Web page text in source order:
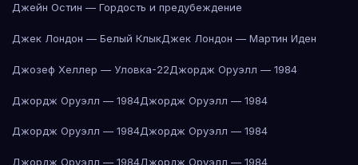
Джейн Остин — Гордость и предубеждение
Джек Лондон — Белый КлыкДжек Лондон — Мартин Иден
Джозеф Хеллер — Уловка-22Джордж Оруэлл — 1984
Джордж Оруэлл — 1984Джордж Оруэлл — 1984
Джордж Оруэлл — 1984Джордж Оруэлл — 1984
Джордж Оруэлл — 1984Джордж Оруэлл — 1984